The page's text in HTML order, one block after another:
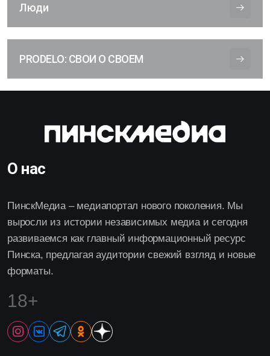
Люди
PRODELO: СВОИ О СВОЕМ
О нас
ПинскМедиа – медиапортал нового поколения. Мы
выросли из истории независимых медиа и сегодня
развиваемся как главный информационный ресурс
Пинска, предлагая аудитории свежий взгляд и новые
форматы.
18+